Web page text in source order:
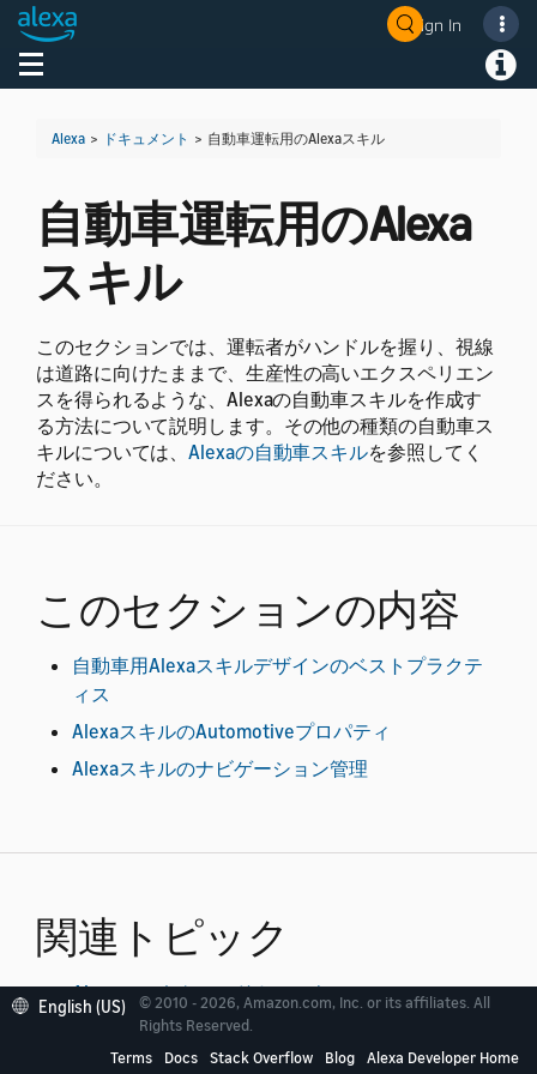
Sign In
Toggle navigation
Alexa > ドキュメント > 自動車運転用のAlexaスキル
自動車運転用のAlexa
スキル
このセクションでは、運転者がハンドルを握り、視線
は道路に向けたままで、生産性の高いエクスペリエン
スを得られるような、Alexaの自動車スキルを作成す
る方法について説明します。その他の種類の自動車ス
キルについては、Alexaの自動車スキルを参照してく
ださい。
このセクションの内容
自動車用Alexaスキルデザインのベストプラクテ
ィス
AlexaスキルのAutomotiveプロパティ
Alexaスキルのナビゲーション管理
関連トピック
Alexaのコネクテッドカースキル
English (US)
© 2010 - 2026, Amazon.com, Inc. or its affiliates. All
Rights Reserved.
Terms
Docs Stack Overflow Blog Alexa Developer Home
Welcome! Ask the DevAssistant